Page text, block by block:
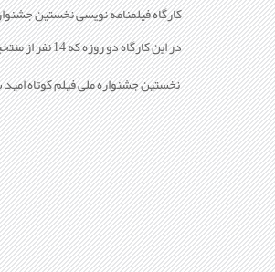
کارگاه فیلمنامه نویسی نخستین جشنواره ملی فیلم
در این کارگاه دو روزه که 14 نفر از منتخبان بخش فیلمنامه جشنواره حضور داشتند، محمدرضا گوهری به نقد و بررسی هر یک از فیلمنامه های منتخب پرداخت.
نخستین جشنواره ملی فیلم کوتاه امید سوم تا پنجم دی ماه